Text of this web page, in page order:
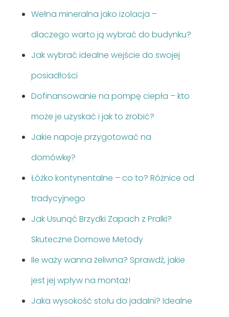
Wełna mineralna jako izolacja –
dlaczego warto ją wybrać do budynku?
Jak wybrać idealne wejście do swojej
posiadłości
Dofinansowanie na pompę ciepła – kto
może je uzyskać i jak to zrobić?
Jakie napoje przygotować na
domówkę?
Łóżko kontynentalne – co to? Różnice od
tradycyjnego
Jak Usunąć Brzydki Zapach z Pralki?
Skuteczne Domowe Metody
Ile waży wanna żeliwna? Sprawdź, jakie
jest jej wpływ na montaż!
Jaka wysokość stołu do jadalni? Idealne